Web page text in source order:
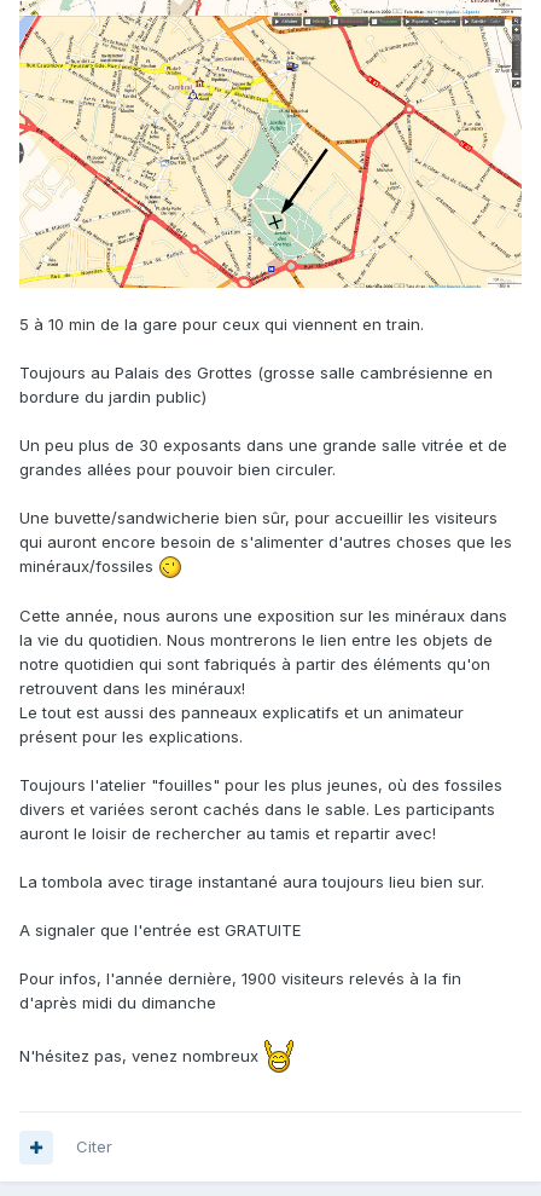
5 à 10 min de la gare pour ceux qui viennent en train.
Toujours au Palais des Grottes (grosse salle cambrésienne en
bordure du jardin public)
Un peu plus de 30 exposants dans une grande salle vitrée et de
grandes allées pour pouvoir bien circuler.
Une buvette/sandwicherie bien sûr, pour accueillir les visiteurs
qui auront encore besoin de s'alimenter d'autres choses que les
minéraux/fossiles
Cette année, nous aurons une exposition sur les minéraux dans
la vie du quotidien. Nous montrerons le lien entre les objets de
notre quotidien qui sont fabriqués à partir des éléments qu'on
retrouvent dans les minéraux!
Le tout est aussi des panneaux explicatifs et un animateur
présent pour les explications.
Toujours l'atelier "fouilles" pour les plus jeunes, où des fossiles
divers et variées seront cachés dans le sable. Les participants
auront le loisir de rechercher au tamis et repartir avec!
La tombola avec tirage instantané aura toujours lieu bien sur.
A signaler que l'entrée est GRATUITE
Pour infos, l'année dernière, 1900 visiteurs relevés à la fin
d'après midi du dimanche
N'hésitez pas, venez nombreux
Citer